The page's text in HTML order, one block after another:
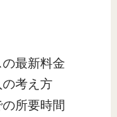
最新料金
考え方
所要時間